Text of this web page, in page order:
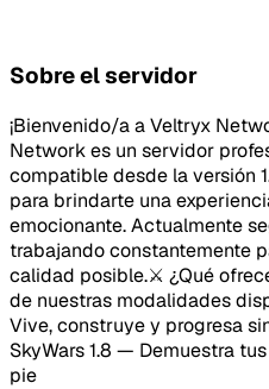
Sobre el servidor
¡Bienvenido/a a Veltryx
Network es un servidor
compatible desde la versión
para brindarte una
emocionante. Actualmente
trabajando constantemente
calidad posible.⚔ ¿Qué
de nuestras modalidades
Vive, construye y progresa
SkyWars 1.8 — Demuestra
pie